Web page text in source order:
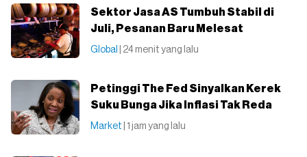
Sektor Jasa AS Tumbuh Stabil di
Juli, Pesanan Baru Melesat
Global | 24 menit yang lalu
Petinggi The Fed Sinyalkan Kerek
Suku Bunga Jika Inflasi Tak Reda
Market | 1 jam yang lalu